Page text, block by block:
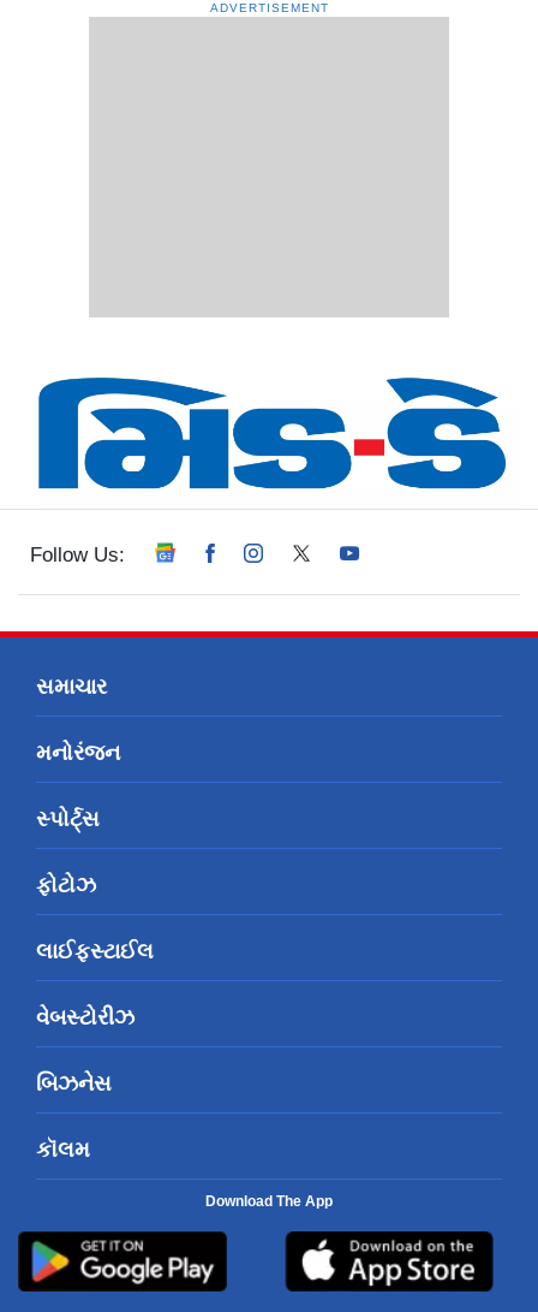
ADVERTISEMENT
Follow Us:
સમાચાર
મનોરંજન
સ્પોર્ટ્સ
ફોટોઝ
લાઈફસ્ટાઈલ
વેબસ્ટોરીઝ
બિઝનેસ
કૉલમ
Download The App